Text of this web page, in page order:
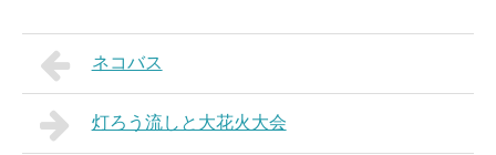
ネコバス
灯ろう流しと大花火大会